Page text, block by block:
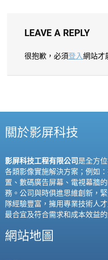
LEAVE A REPLY
很抱歉，必須登入網站才
關於影屏科技
影屏科技工程有限公司是全方
各類影像實施解決方案；例如：
置、數碼廣告屏幕、電視幕牆
務。公司與時俱進思維創新，
隊經驗豐富，擁用專業技術人
最合宜及符合需求和成本效益的
網站地圖